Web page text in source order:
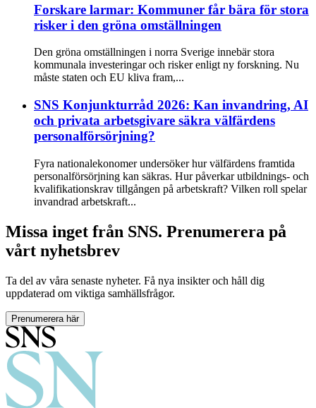
Forskare larmar: Kommuner får bära för stora
risker i den gröna omställningen
Den gröna omställningen i norra Sverige innebär stora
kommunala investeringar och risker enligt ny forskning. Nu
måste staten och EU kliva fram,...
SNS Konjunkturråd 2026: Kan invandring, AI
och privata arbetsgivare säkra välfärdens
personalförsörjning?
Fyra nationalekonomer undersöker hur välfärdens framtida
personalförsörjning kan säkras. Hur påverkar utbildnings- och
kvalifikationskrav tillgången på arbetskraft? Vilken roll spelar
invandrad arbetskraft...
Missa inget från SNS. Prenumerera på
vårt nyhetsbrev
Ta del av våra senaste nyheter. Få nya insikter och håll dig
uppdaterad om viktiga samhällsfrågor.
Prenumerera här